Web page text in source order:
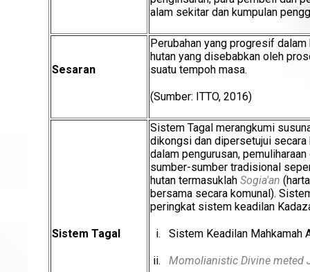
alam sekitar dan kumpulan
Sesaran
Perubahan yang progresif
hutan yang disebabkan oleh
suatu tempoh masa.
(Sumber: ITTO, 2016)
Sistem Tagal
Sistem Tagal merangkumi
dikongsi dan dipersetujui secara
dalam pengurusan,
sumber-sumber tradisional
hutan termasuklah Sogia'an
bersama secara komunal).
peringkat sistem keadilan
i. Sistem Keadilan Mahkamah
ii. Momolianistic Divine meted